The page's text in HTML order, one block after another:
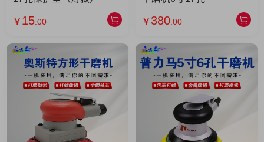
￥ 15 .00 ￥ 380 .00